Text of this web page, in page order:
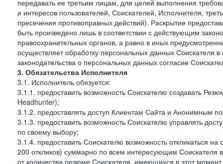
передавать ее третьим лицам, для целей выполнения
и интересов пользователей, Соискателей, Исполнителя,
пресечения противоправных действий). Раскрытие
быть произведено лишь в соответствии с действующим
правоохранительных органов, а равно в иных
осуществляет обработку персональных данных Соискателя
законодательства о персональных данных согласие
3. Обязательства Исполнителя
3.1. Исполнитель обязуется:
3.1.1. предоставить возможность Соискателю создавать
Headhunter);
3.1.2. предоставлять доступ Клиентам Сайта и Анонимным
3.1.3. предоставить возможность Соискателю управлять
по своему выбору;
3.1.4. предоставить Соискателю возможность откликаться
200 откликов) суммарно по всем интересующим Соискателя
от количества резюме Соискателя, имеющихся в этот